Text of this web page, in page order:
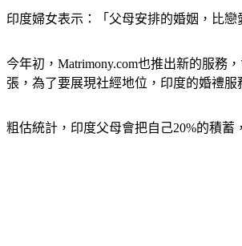
印度婦女表示：「父母安排的婚姻，比
今年初，Matrimony.com也推出新的服務
張，為了要展現社經地位，印度的婚禮
粗估統計，印度父母會把自己20%的積